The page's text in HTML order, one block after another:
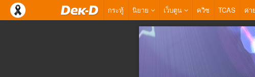
กระทู้ นิยาย เว็บตูน ควิซ TCAS ค่า